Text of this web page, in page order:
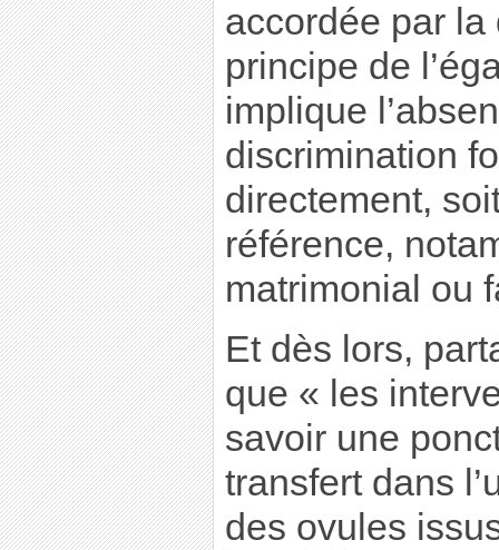
accordée par
principe de
implique
discrimination
directement,
référence,
matrimonial ou
Et dès lors,
que « les
savoir une
transfert dans
des ovules